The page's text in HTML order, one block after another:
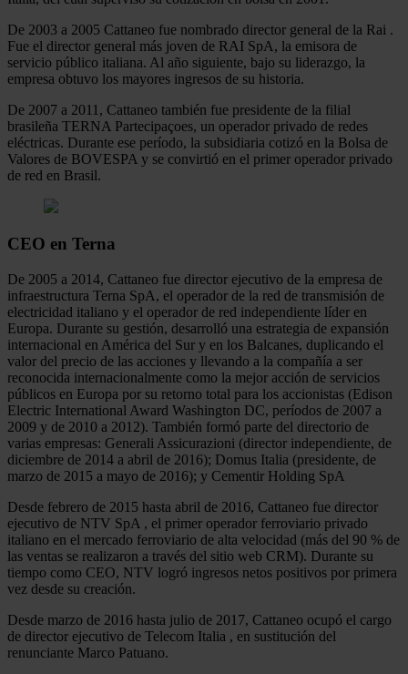
De 2003 a 2005 Cattaneo fue nombrado director general de la Rai .
Fue el director general más joven de RAI SpA, la emisora ​​de
servicio público italiana. Al año siguiente, bajo su liderazgo, la
empresa obtuvo los mayores ingresos de su historia.
De 2007 a 2011, Cattaneo también fue presidente de la filial
brasileña TERNA Partecipaçoes, un operador privado de redes
eléctricas. Durante ese período, la subsidiaria cotizó en la Bolsa de
Valores de BOVESPA y se convirtió en el primer operador privado
de red en Brasil.
CEO en Terna
De 2005 a 2014, Cattaneo fue director ejecutivo de la empresa de
infraestructura Terna SpA, el operador de la red de transmisión de
electricidad italiano y el operador de red independiente líder en
Europa. Durante su gestión, desarrolló una estrategia de expansión
internacional en América del Sur y en los Balcanes, duplicando el
valor del precio de las acciones y llevando a la compañía a ser
reconocida internacionalmente como la mejor acción de servicios
públicos en Europa por su retorno total para los accionistas (Edison
Electric International Award Washington DC, períodos de 2007 a
2009 y de 2010 a 2012). También formó parte del directorio de
varias empresas: Generali Assicurazioni (director independiente, de
diciembre de 2014 a abril de 2016); Domus Italia (presidente, de
marzo de 2015 a mayo de 2016); y Cementir Holding SpA
Desde febrero de 2015 hasta abril de 2016, Cattaneo fue director
ejecutivo de NTV SpA , el primer operador ferroviario privado
italiano en el mercado ferroviario de alta velocidad (más del 90 % de
las ventas se realizaron a través del sitio web CRM). Durante su
tiempo como CEO, NTV logró ingresos netos positivos por primera
vez desde su creación.
Desde marzo de 2016 hasta julio de 2017, Cattaneo ocupó el cargo
de director ejecutivo de Telecom Italia , en sustitución del
renunciante Marco Patuano.